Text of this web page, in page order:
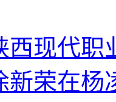
西现代职
新荣在杨